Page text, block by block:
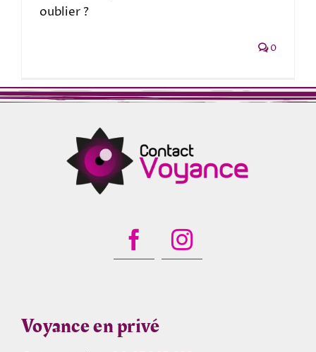
oublier ?
0
Voyance en privé